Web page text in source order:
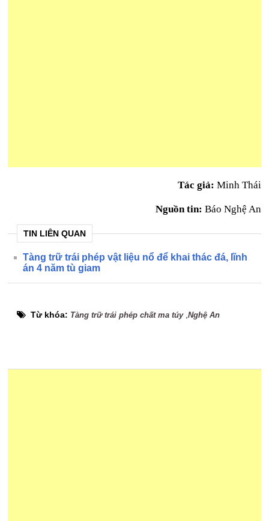
Tác giả: Minh Thái
Nguồn tin: Báo Nghệ An
TIN LIÊN QUAN
Tàng trữ trái phép vật liệu nổ để khai thác đá, lĩnh
án 4 năm tù giam
Từ khóa: Tàng trữ trái phép chất ma túy,Nghệ An